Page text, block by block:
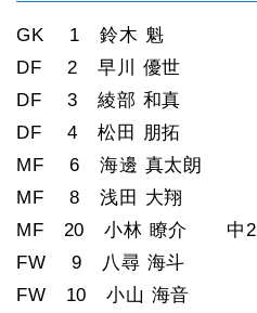
GK 1 鈴木 魁
DF 2 早川 優世
DF 3 綾部 和真
DF 4 松田 朋拓
MF 6 海邊 真太朗
MF 8 浅田 大翔
MF 20 小林 瞭介 中2
FW 9 八尋 海斗
FW 10 小山 海音